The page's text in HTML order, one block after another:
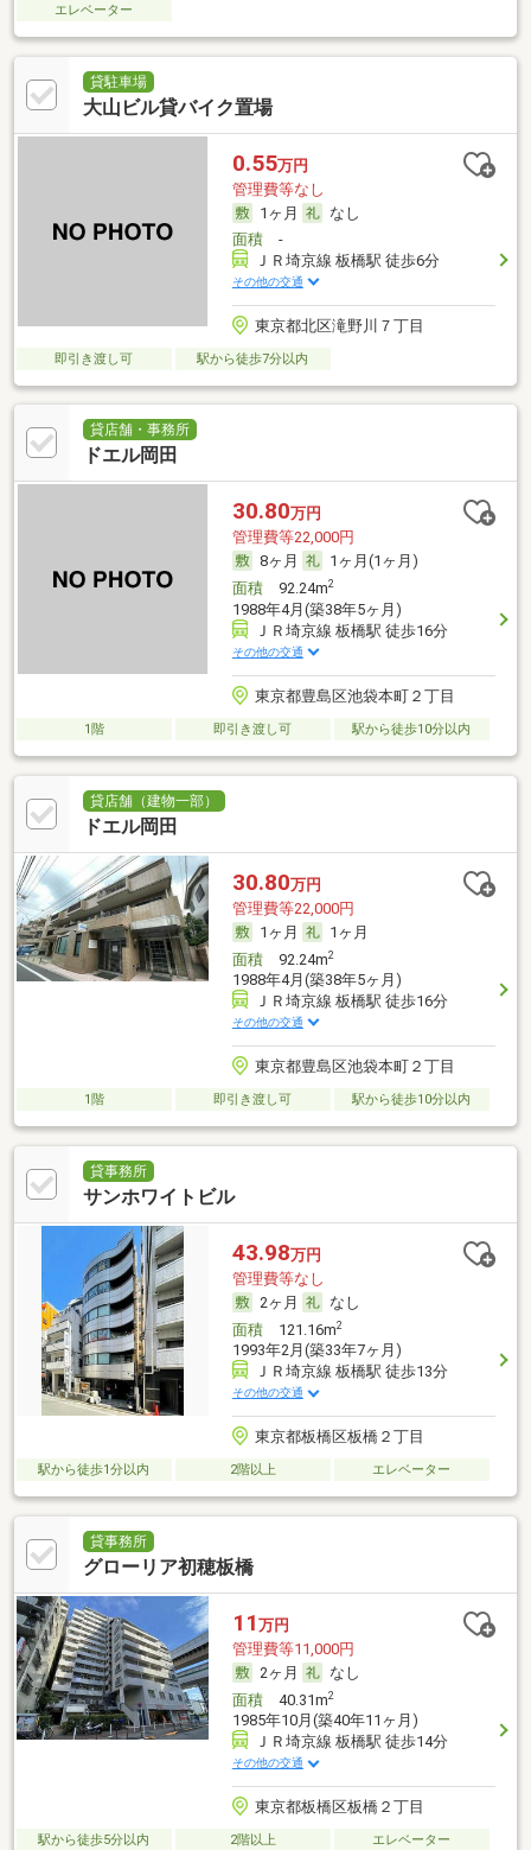
エレベーター
貸駐車場
大山ビル貸バイク置場
0.55万円
管理費等なし
1ヶ月
なし
面積-
ＪＲ埼京線 板橋駅 徒歩6分
その他の交通
東京都北区滝野川７丁目
即引き渡し可 駅から徒歩7分以内
貸店舗・事務所
ドエル岡田
30.80万円
管理費等22,000円
8ヶ月
1ヶ月(1ヶ月)
面積92.24m2
1988年4月(築38年5ヶ月)
ＪＲ埼京線 板橋駅 徒歩16分
その他の交通
東京都豊島区池袋本町２丁目
1階 即引き渡し可 駅から徒歩10分以内
貸店舗（建物一部）
ドエル岡田
30.80万円
管理費等22,000円
1ヶ月
1ヶ月
面積92.24m2
1988年4月(築38年5ヶ月)
ＪＲ埼京線 板橋駅 徒歩16分
その他の交通
東京都豊島区池袋本町２丁目
1階 即引き渡し可 駅から徒歩10分以内
貸事務所
サンホワイトビル
43.98万円
管理費等なし
2ヶ月
なし
面積121.16m2
1993年2月(築33年7ヶ月)
ＪＲ埼京線 板橋駅 徒歩13分
その他の交通
東京都板橋区板橋２丁目
駅から徒歩1分以内 2階以上 エレベーター
貸事務所
グローリア初穂板橋
11 万円
管理費等11,000円
2ヶ月
なし
面積40.31m2
1985年10月(築40年11ヶ月)
ＪＲ埼京線 板橋駅 徒歩14分
その他の交通
東京都板橋区板橋２丁目
駅から徒歩5分以内 2階以上 エレベーター